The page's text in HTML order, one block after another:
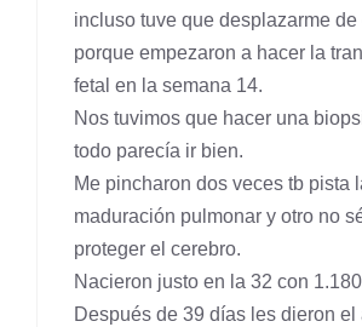
incluso tuve que desplazarme de
porque empezaron a hacer la
fetal en la semana 14.
Nos tuvimos que hacer una
todo parecía ir bien.
Me pincharon dos veces tb pista
maduración pulmonar y otro no
proteger el cerebro.
Nacieron justo en la 32 con
Después de 39 días les dieron el